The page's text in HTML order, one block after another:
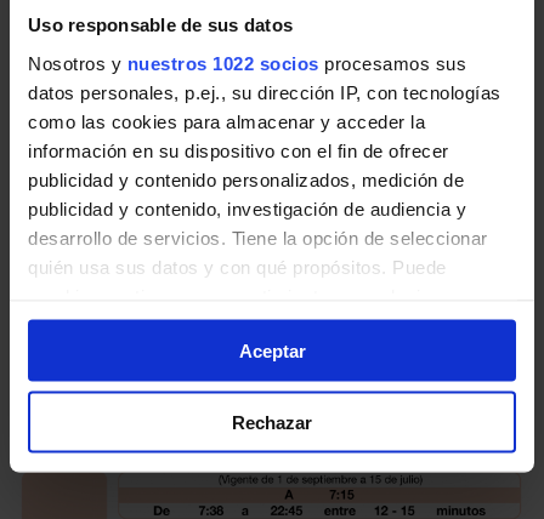
Uso responsable de sus datos
Nosotros y nuestros 1022 socios procesamos sus
datos personales, p.ej., su dirección IP, con tecnologías
como las cookies para almacenar y acceder la
información en su dispositivo con el fin de ofrecer
publicidad y contenido personalizados, medición de
publicidad y contenido, investigación de audiencia y
desarrollo de servicios. Tiene la opción de seleccionar
quién usa sus datos y con qué propósitos. Puede
momento desde la Declaración de cookies o clicando en
el Menú de consentimiento.
Si lo permite, también quisiéramos:
Recopilar información sobre su ubicación
geográfica que puede tener una precisión de varios
Aceptar
Rechazar
Horario vuelta de Línea L-10
Alcobendas
Tabla de horarios y frecuencias de paso en sentido
vuelta Línea L-10 Alcobendas: Circular de Autobuses
urbanos de la Comunidad de Madrid.